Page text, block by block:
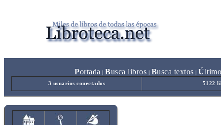
Portada Busca libros Busca textos Ú
3 usuarios conectados 5122